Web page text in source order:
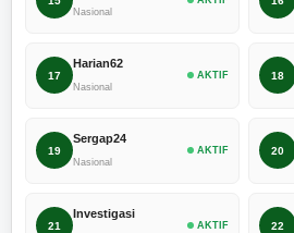
Nasional
17
Harian62
Nasional
AKTIF 18
19
Sergap24
Nasional
AKTIF 20
21
Investigasi
AKTIF 22